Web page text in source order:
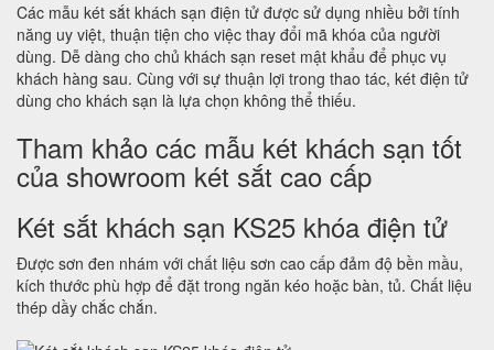
Các mẫu két sắt khách sạn điện tử được sử dụng nhiều bởi tính
năng uy việt, thuận tiện cho việc thay đổi mã khóa của người
dùng. Dễ dàng cho chủ khách sạn reset mật khẩu để phục vụ
khách hàng sau. Cùng với sự thuận lợi trong thao tác, két điện tử
dùng cho khách sạn là lựa chọn không thể thiếu.
Tham khảo các mẫu két khách sạn tốt
của showroom két sắt cao cấp
Két sắt khách sạn KS25 khóa điện tử
Được sơn đen nhám với chất liệu sơn cao cấp đảm độ bền mầu,
kích thước phù hợp để đặt trong ngăn kéo hoặc bàn, tủ. Chất liệu
thép dầy chắc chắn.